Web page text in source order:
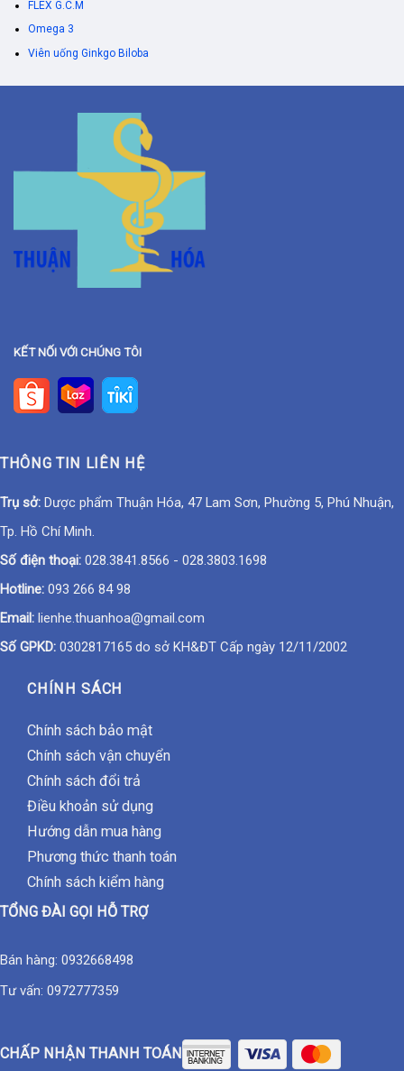
FLEX G.C.M
Omega 3
Viên uống Ginkgo Biloba
KẾT NỐI VỚI CHÚNG TÔI
THÔNG TIN LIÊN HỆ
Trụ sở: Dược phẩm Thuận Hóa, 47 Lam Sơn, Phường 5, Phú Nhuận,
Tp. Hồ Chí Minh.
Số điện thoại: 028.3841.8566 - 028.3803.1698
Hotline: 093 266 84 98
Email: lienhe.thuanhoa@gmail.com
Số GPKD: 0302817165 do sở KH&ĐT Cấp ngày 12/11/2002
CHÍNH SÁCH
Chính sách bảo mật
Chính sách vận chuyển
Chính sách đổi trả
Điều khoản sử dụng
Hướng dẫn mua hàng
Phương thức thanh toán
Chính sách kiểm hàng
TỔNG ĐÀI GỌI HỖ TRỢ
Bán hàng: 0932668498
Tư vấn: 0972777359
CHẤP NHẬN THANH TOÁN